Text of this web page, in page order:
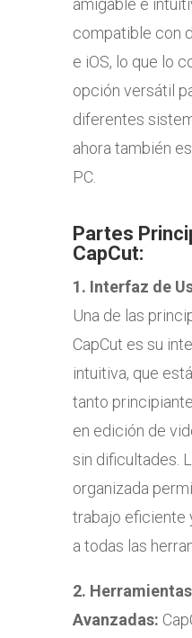
amigable e
compatible con
e iOS, lo que lo
opción versátil
diferentes
ahora también
PC.
Partes
CapCut:
1. Interfaz de
Una de las
CapCut es su
intuitiva, que
tanto
en edición de
sin dificultades.
organizada
trabajo eficiente
a todas las
2.
Avanzadas: